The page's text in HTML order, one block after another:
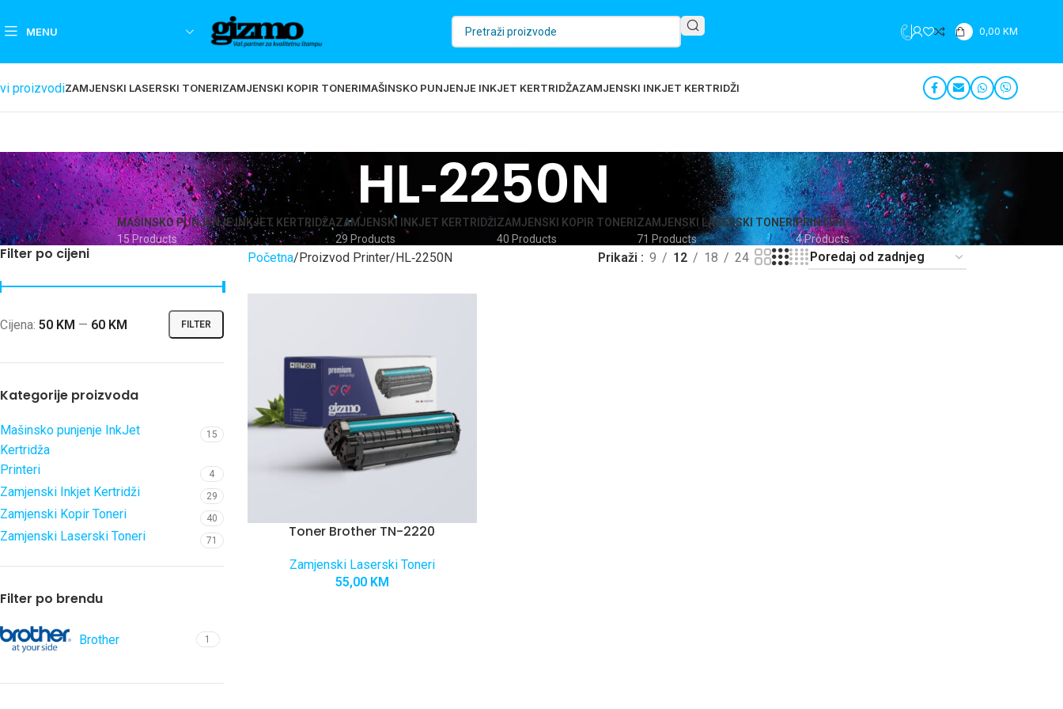
MENU 0,00 KM
proizvodiZAMJENSKI LASERSKI TONERIZAMJENSKI KOPIR TONERIMAŠINSKO PUNJENJE INKJET KERTRIDŽAZAMJENSKI INKJET KERTRIDŽI
HL‐2250N
MAŠINSKO PUNJENJE INKJET KERTRIDŽA
15 Products
ZAMJENSKI INKJET KERTRIDŽI
29 Products
ZAMJENSKI KOPIR TONERI
40 Products
ZAMJENSKI LASERSKI TONERI
71 Products
PRINTERI
4 Products
Filter po cijeni
FILTER
Cijena: 50 KM — 60 KM
Kategorije proizvoda
Mašinsko punjenje InkJet
Kertridža
15
Printeri 4
Zamjenski Inkjet Kertridži 29
Zamjenski Kopir Toneri 40
Zamjenski Laserski Toneri 71
Filter po brendu
Brother 1
Početna Proizvod Printer HL‐2250N Prikaži 9 12 18 24
Toner Brother TN-2220
Zamjenski Laserski Toneri
55,00 KM